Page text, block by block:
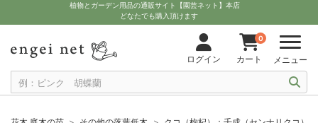
植物とガーデン用品の通販サイト【園芸ネット】本店
どなたでも購入頂けます
ログイン
0
カート メニュー